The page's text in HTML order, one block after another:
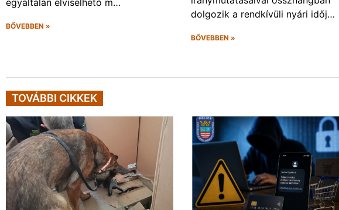
BŐVEBBEN »
dolgozik a rendkívüli nyári időj…
BŐVEBBEN »
TOVÁBBI CIKKEK